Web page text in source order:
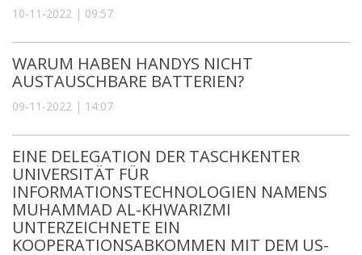
10-11-2022 | 09:57
WARUM HABEN HANDYS NICHT
AUSTAUSCHBARE BATTERIEN?
09-11-2022 | 14:07
EINE DELEGATION DER TASCHKENTER
UNIVERSITÄT FÜR
INFORMATIONSTECHNOLOGIEN NAMENS
MUHAMMAD AL-KHWARIZMI
UNTERZEICHNETE EIN
KOOPERATIONSABKOMMEN MIT DEM US-